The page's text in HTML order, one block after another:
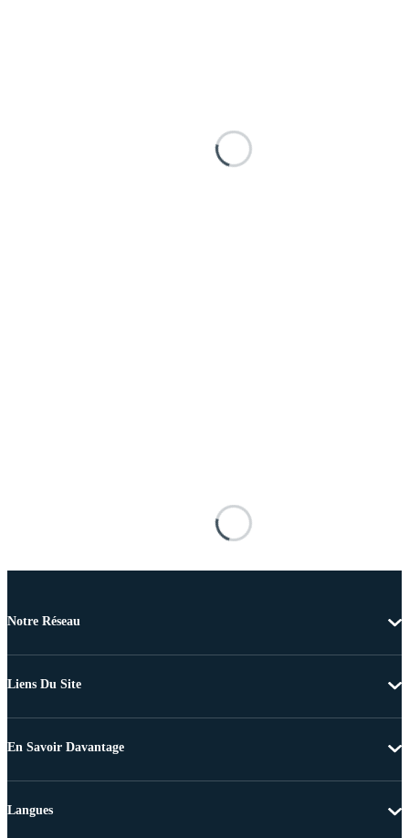
Notre Réseau
Liens Du Site
En Savoir Davantage
Langues